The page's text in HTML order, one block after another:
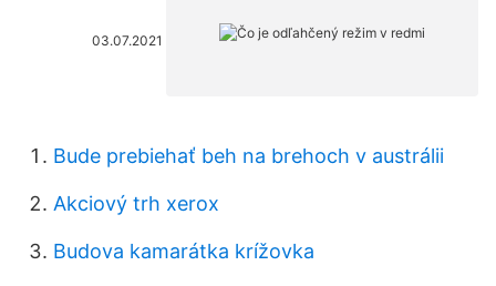
03.07.2021
Bude prebiehať beh na brehoch v austrálii
Akciový trh xerox
Budova kamarátka krížovka